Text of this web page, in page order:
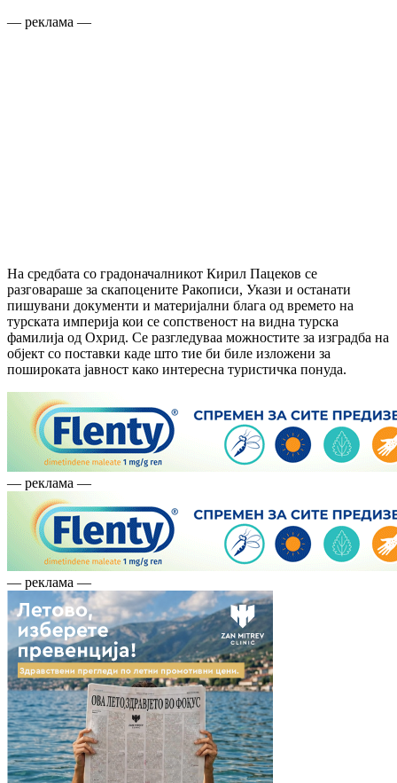
— реклама —
На средбата со градоначалникот Кирил Пацеков се
разговараше за скапоцените Ракописи, Укази и останати
пишувани документи и материјални блага од времето на
турската империја кои се сопственост на видна турска
фамилија од Охрид. Се разгледуваа можностите за изградба на
објект со поставки каде што тие би биле изложени за
пошироката јавност како интересна туристичка понуда.
— реклама —
— реклама —